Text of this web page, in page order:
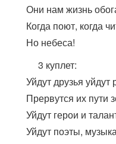
Они нам жизнь
Когда поют, когда
Но небеса!
3 куплет:
Уйдут друзья
Прервутся их пути
Уйдут герои и
Уйдут поэты,